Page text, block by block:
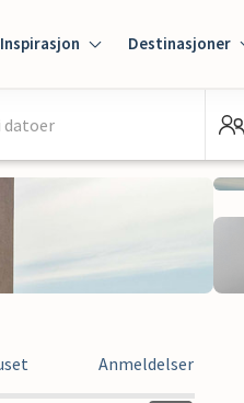
Inspirasjon Destinasjoner
datoer
Anmeldelser